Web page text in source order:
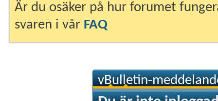
Är du osäker på hur forumet
svaren i vår FAQ
vBulletin-